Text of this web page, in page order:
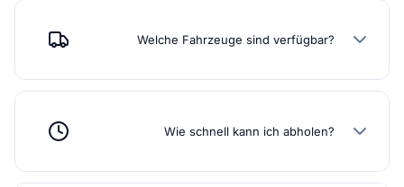
Welche Fahrzeuge sind verfügbar?
Wie schnell kann ich abholen?